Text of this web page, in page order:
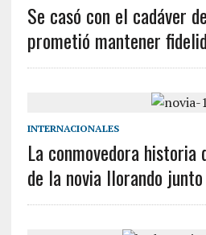
Se casó con el cadáver
prometió mantener
INTERNACIONALES
La conmovedora
de la novia llorando